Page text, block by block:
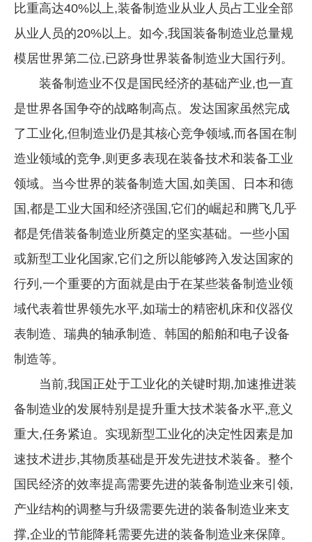
比重高达40%以上,装备制造业从业人员占工业全部
从业人员的20%以上。如今,我国装备制造业总量规
模居世界第二位,已跻身世界装备制造业大国行列。
装备制造业不仅是国民经济的基础产业,也一直
是世界各国争夺的战略制高点。发达国家虽然完成
了工业化,但制造业仍是其核心竞争领域,而各国在制
造业领域的竞争,则更多表现在装备技术和装备工业
领域。当今世界的装备制造大国,如美国、日本和德
国,都是工业大国和经济强国,它们的崛起和腾飞几乎
都是凭借装备制造业所奠定的坚实基础。一些小国
或新型工业化国家,它们之所以能够跨入发达国家的
行列,一个重要的方面就是由于在某些装备制造业领
域代表着世界领先水平,如瑞士的精密机床和仪器仪
表制造、瑞典的轴承制造、韩国的船舶和电子设备
制造等。
当前,我国正处于工业化的关键时期,加速推进装
备制造业的发展特别是提升重大技术装备水平,意义
重大,任务紧迫。实现新型工业化的决定性因素是加
速技术进步,其物质基础是开发先进技术装备。整个
国民经济的效率提高需要先进的装备制造业来引领,
产业结构的调整与升级需要先进的装备制造业来支
撑,企业的节能降耗需要先进的装备制造业来保障。